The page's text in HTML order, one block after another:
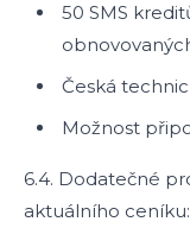
50 SMS
Česká
Možnost
6.4. Dodatečné
aktuálního ceníku: